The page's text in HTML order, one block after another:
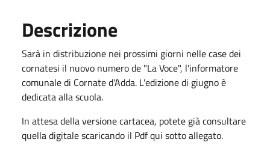
Descrizione
Sarà in distribuzione nei prossimi giorni nelle case dei
cornatesi il nuovo numero de "La Voce", l'informatore
comunale di Cornate d'Adda. L'edizione di giugno è
dedicata alla scuola.
In attesa della versione cartacea, potete già consultare
quella digitale scaricando il Pdf qui sotto allegato.